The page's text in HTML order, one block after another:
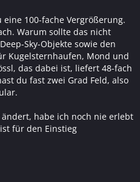
100-fache Vergrößerung.
Warum sollte das nicht
Sky-Objekte sowie den
Kugelsternhaufen, Mond und
das dabei ist, liefert 48-fach
du fast zwei Grad Feld, also
habe ich noch nie erlebt
für den Einstieg